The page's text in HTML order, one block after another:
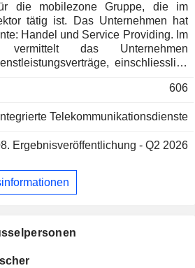
die mobilezone Gruppe, die im
tätig ist. Das Unternehmen hat
Handel und Service Providing. Im
das Unternehmen
einschliesslich
und deutschen
Einzelhandel mit mobilen
Service Providing vermarktet
der Marke TalkTalk, bietet
Dienstleistungen für
für Mobiltelefone verschiedener
606
Integrierte Telekommunikationsdienste
Ergebnisveröffentlichung - Q2 2026